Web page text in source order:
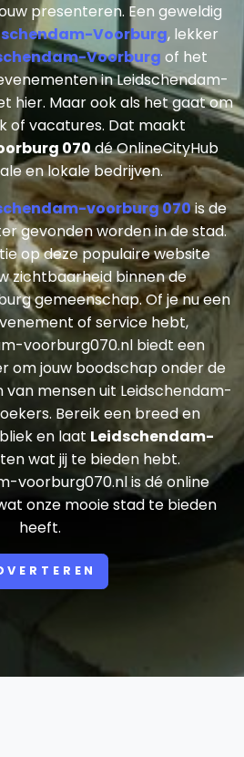
presenteren. Een geweldig
Voorburg, lekker
Voorburg of het
in Leidschendam-
hier. Maar ook als het gaat om
of vacatures. Dat maakt
070dé OnlineCityHub
en lokale bedrijven.
voorburg 070is de
gevonden worden in de stad.
op deze populaire website
zichtbaarheid binnen de
gemeenschap. Of je nu een
of service hebt,
voorburg070.nl biedt een
om jouw boodschap onder de
mensen uit Leidschendam-
Bereik een breed en
en laat Leidschendam-
wat jij te bieden hebt.
voorburg070.nl is dé online
onze mooie stad te bieden
heeft.